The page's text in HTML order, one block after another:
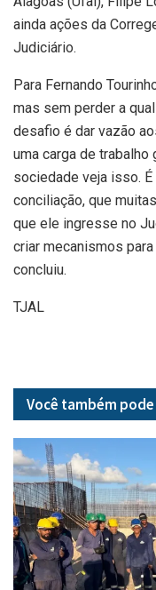
ainda ações da
Judiciário.
Para Fernando
mas sem perder a
desafio é dar vazão
uma carga de
sociedade veja isso.
conciliação, que
que ele ingresse no
criar mecanismos
concluiu.
TJAL
Você também